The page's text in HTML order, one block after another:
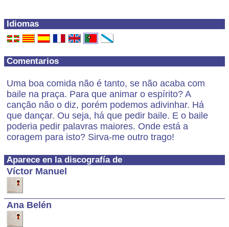
Idiomas
Comentarios
Uma boa comida não é tanto, se não acaba com
baile na praça. Para que animar o espírito? A
canção não o diz, porém podemos adivinhar. Há
que dançar. Ou seja, há que pedir baile. E o baile
poderia pedir palavras maiores. Onde está a
coragem para isto? Sirva-me outro trago!
Aparece en la discografía de
Víctor Manuel
Ana Belén